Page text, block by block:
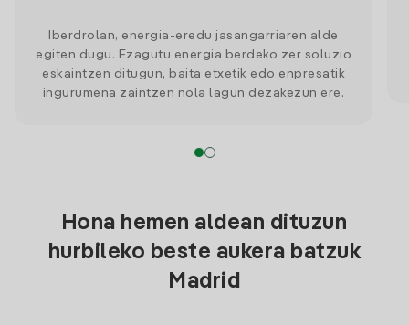
Iberdrolan, energia-eredu jasangarriaren alde
egiten dugu. Ezagutu energia berdeko zer soluzio
eskaintzen ditugun, baita etxetik edo enpresatik
ingurumena zaintzen nola lagun dezakezun ere.
Hona hemen aldean dituzun
hurbileko beste aukera batzuk
Madrid